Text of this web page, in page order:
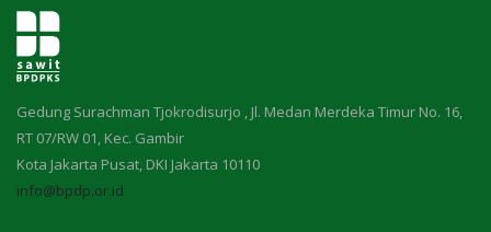
Gedung Surachman Tjokrodisurjo , Jl. Medan Merdeka Timur No. 16,
RT 07/RW 01, Kec. Gambir
Kota Jakarta Pusat, DKI Jakarta 10110
info@bpdp.or.id